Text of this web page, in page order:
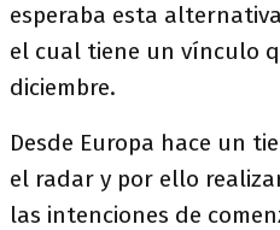
esperaba esta
el cual tiene un vínculo
diciembre.
Desde Europa hace un
el radar y por ello
las intenciones de